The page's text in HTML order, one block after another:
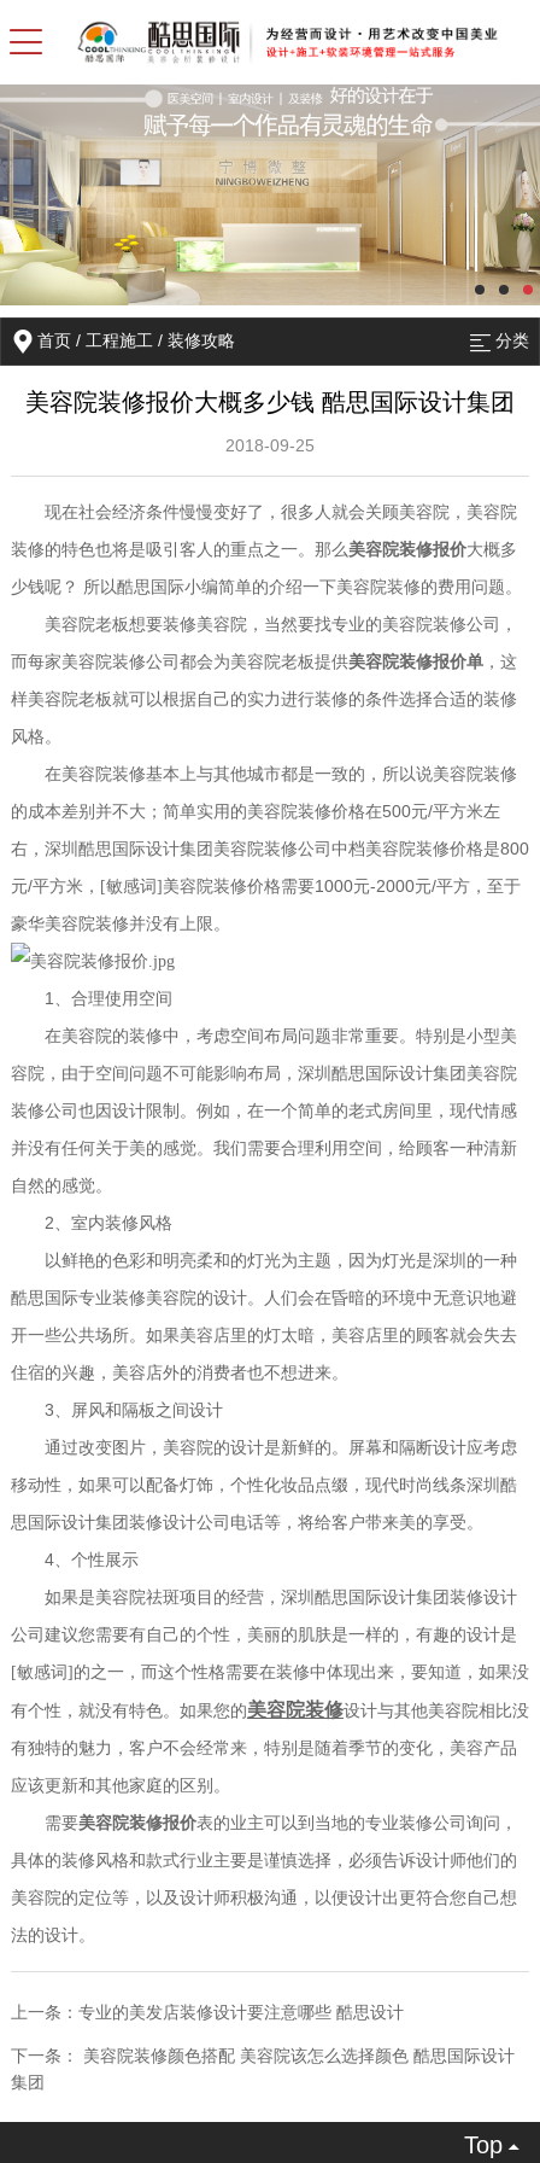
首页 /工程施工 /装修攻略 分类
美容院装修报价大概多少钱 酷思国际设计集团
2018-09-25
现在社会经济条件慢慢变好了，很多人就会关顾美容院，美容院
装修的特色也将是吸引客人的重点之一。那么美容院装修报价大概多
少钱呢？ 所以酷思国际小编简单的介绍一下美容院装修的费用问题。
美容院老板想要装修美容院，当然要找专业的美容院装修公司，
而每家美容院装修公司都会为美容院老板提供美容院装修报价单，这
样美容院老板就可以根据自己的实力进行装修的条件选择合适的装修
风格。
在美容院装修基本上与其他城市都是一致的，所以说美容院装修
的成本差别并不大；简单实用的美容院装修价格在500元/平方米左
右，深圳酷思国际设计集团美容院装修公司中档美容院装修价格是800
元/平方米，[敏感词]美容院装修价格需要1000元-2000元/平方，至于
豪华美容院装修并没有上限。
1 、合理使用空间
在美容院的装修中，考虑空间布局问题非常重要。特别是小型美
容院，由于空间问题不可能影响布局，深圳酷思国际设计集团美容院
装修公司也因设计限制。例如，在一个简单的老式房间里，现代情感
并没有任何关于美的感觉。我们需要合理利用空间，给顾客一种清新
自然的感觉。
2 、室内装修风格
以鲜艳的色彩和明亮柔和的灯光为主题，因为灯光是深圳的一种
酷思国际专业装修美容院的设计。人们会在昏暗的环境中无意识地避
开一些公共场所。如果美容店里的灯太暗，美容店里的顾客就会失去
住宿的兴趣，美容店外的消费者也不想进来。
3 、屏风和隔板之间设计
通过改变图片，美容院的设计是新鲜的。屏幕和隔断设计应考虑
移动性，如果可以配备灯饰，个性化妆品点缀，现代时尚线条深圳酷
思国际设计集团装修设计公司电话等，将给客户带来美的享受。
4、个性展示
如果是美容院祛斑项目的经营，深圳酷思国际设计集团装修设计
公司建议您需要有自己的个性，美丽的肌肤是一样的，有趣的设计是
[敏感词]的之一，而这个性格需要在装修中体现出来，要知道，如果没
有个性，就没有特色。如果您的美容院装修设计与其他美容院相比没
有独特的魅力，客户不会经常来，特别是随着季节的变化，美容产品
应该更新和其他家庭的区别。
需要美容院装修报价表的业主可以到当地的专业装修公司询问，
具体的装修风格和款式行业主要是谨慎选择，必须告诉设计师他们的
美容院的定位等，以及设计师积极沟通，以便设计出更符合您自己想
法的设计。
上一条： 专业的美发店装修设计要注意哪些 酷思设计
下一条： 美容院装修颜色搭配 美容院该怎么选择颜色 酷思国际设计
集团
Top